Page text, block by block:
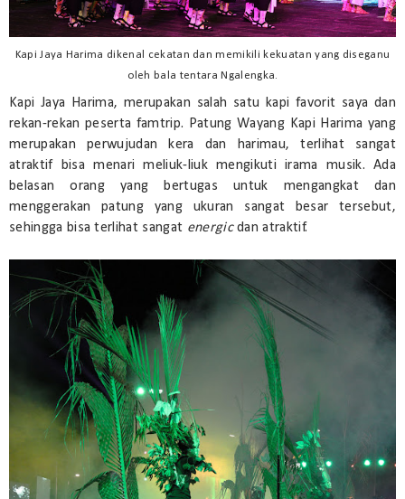
Kapi Jaya Harima dikenal cekatan dan memikili kekuatan yang diseganu
oleh bala tentara Ngalengka.
Kapi Jaya Harima, merupakan salah satu kapi favorit saya dan
rekan-rekan peserta famtrip. Patung Wayang Kapi Harima yang
merupakan perwujudan kera dan harimau, terlihat sangat
atraktif bisa menari meliuk-liuk mengikuti irama musik. Ada
belasan orang yang bertugas untuk mengangkat dan
menggerakan patung yang ukuran sangat besar tersebut,
sehingga bisa terlihat sangat energicdan atraktif.